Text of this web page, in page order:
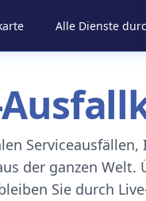
Alle Dienste
der ganzen Welt.
Sie durch